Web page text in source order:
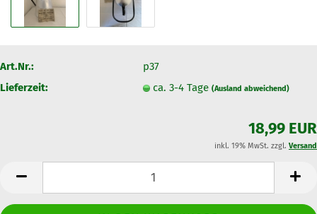
Art.Nr.:
p37
Lieferzeit:
ca. 3-4 Tage (Ausland abweichend)
18,99 EUR
inkl. 19% MwSt. zzgl. Versand